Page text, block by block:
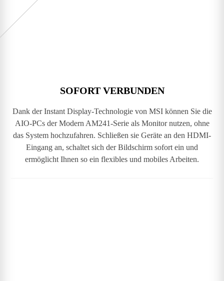
SOFORT VERBUNDEN
Dank der Instant Display-Technologie von MSI können Sie die
AIO-PCs der Modern AM241-Serie als Monitor nutzen, ohne
das System hochzufahren. Schließen sie Geräte an den HDMI-
Eingang an, schaltet sich der Bildschirm sofort ein und
ermöglicht Ihnen so ein flexibles und mobiles Arbeiten.